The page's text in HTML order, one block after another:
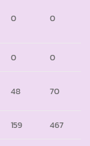
0 0
0 0
48 70
159 467